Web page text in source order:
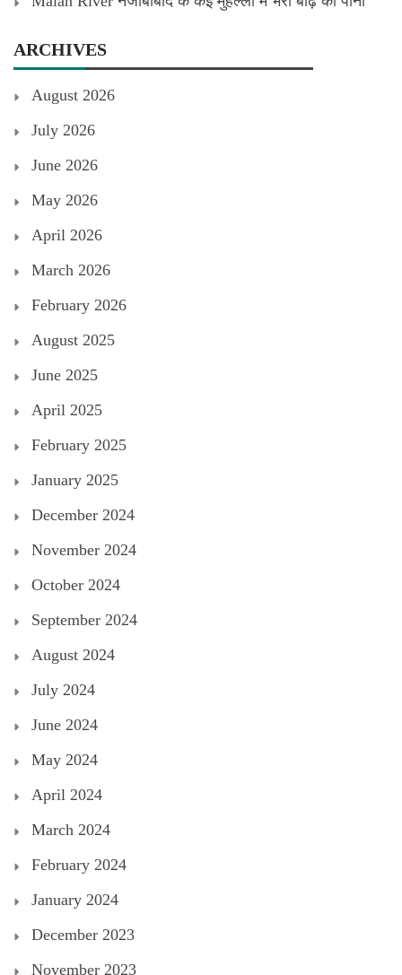
ARCHIVES
August 2026
July 2026
June 2026
May 2026
April 2026
March 2026
February 2026
August 2025
June 2025
April 2025
February 2025
January 2025
December 2024
November 2024
October 2024
September 2024
August 2024
July 2024
June 2024
May 2024
April 2024
March 2024
February 2024
January 2024
December 2023
November 2023